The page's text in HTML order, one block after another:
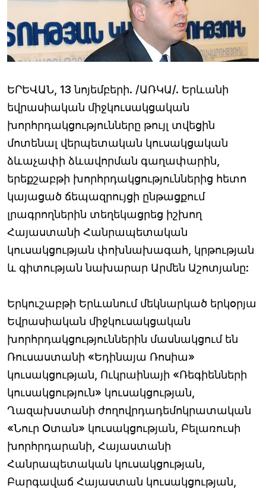
ԵՐԵՎԱՆ, 13 նոյեմբերի. /ԱՌԿԱ/. Երևանի
եվրասիական միջկուսակցական
խորհրդակցությունները թույլ տվեցին
մոտենալ վերպետական կուսակցական
ձևաչափի ձևավորման գաղափարին,
երեքշաբթի խորհրդակցություններից հետո
կայացած ճեպազրույցի ընթացքում
լրագրողներին տեղեկացրեց իշխող
Հայաստանի Հանրապետական
կուսակցության փոխնախագահ, կրթության
և գիտության նախարար Արմեն Աշոտյանը:
Երկուշաբթի Երևանում մեկնարկած երկօրյա
Եվրասիական միջկուսակցական
խորհրդակցություններին մասնակցում են
Ռուսաստանի «Եդինայա Ռոսիա»
կուսակցության, Ուկրաինայի «Ռեգիենների
կուսակցություն» կուսակցության,
Ղազախստանի ժողովրդադեմոկրատական
«Նուր Օտան» կուսակցության, Բելառուսի
խորհրդարանի, Հայաստանի
Հանրապետական կուսակցության,
Բարգավաճ Հայաստան կուսակցության,